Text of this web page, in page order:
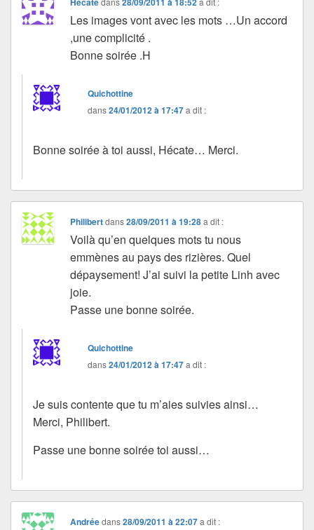
Les images vont avec les mots …Un accord
,une complicité .
Bonne soirée .H
Quichottine
dans24/01/2012 à 17:47a dit :
Bonne soirée à toi aussi, Hécate… Merci.
Philibertdans28/09/2011 à 19:28 a dit :
Voilà qu’en quelques mots tu nous
emmènes au pays des rizières. Quel
dépaysement! J’ai suivi la petite Linh avec
joie.
Passe une bonne soirée.
Quichottine
dans24/01/2012 à 17:47a dit :
Je suis contente que tu m’aies suivies ainsi…
Merci, Philibert.
Passe une bonne soirée toi aussi…
Andréedans28/09/2011 à 22:07 a dit :